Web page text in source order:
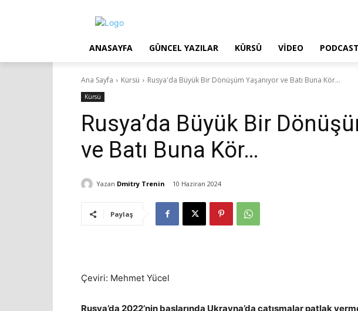
ANASAYFA GÜNCEL YAZILAR KÜRSÜ VIDEO PODCAST
Ana Sayfa Kürsü Rusya'da Büyük Bir Dönüşüm Yaşanıyor ve Batı Buna Kör...
Kürsü
Rusya’da Büyük Bir
ve Batı Buna Kör…
Yazan Dmitry Trenin 10 Haziran 2024
Paylaş
Çeviri: Mehmet Yücel
Rusya’da 2022’nin başlarında Ukrayna’da çatışmalar patlak